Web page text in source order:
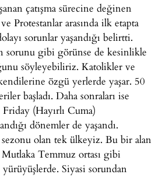
çatışma sürecine değinen
Protestanlar arasında ilk etapta
sorunlar yaşandığı belirtti.
sorunu gibi görünse de kesinlikle
söyleyebiliriz. Katolikler ve
özgü yerlerde yaşar. 50
başladı. Daha sonraları ise
(Hayırlı Cuma)
dönemler de yaşandı.
olan tek ülkeyiz. Bu bir alan
Temmuz ortası gibi
yürüyüşlerde. Siyasi sorundan